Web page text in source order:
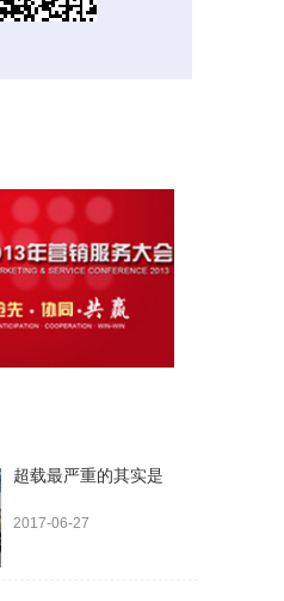
超载最严重的其实是
2017-06-27